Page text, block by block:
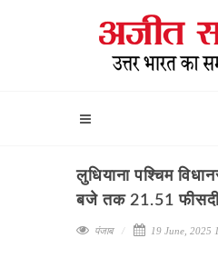
लुधियाना पश्चिम
बजे तक 21.51
पंजाब 19 June, 2025